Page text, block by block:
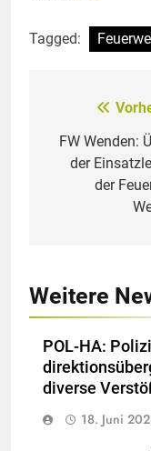
Tagged:
FW Wenden:
der
der
Weitere
POL-HA:
diverse
18. Juni